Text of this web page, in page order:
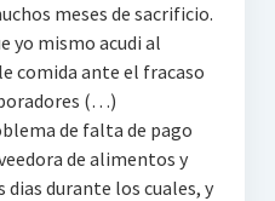
meses de sacrificio.
yo mismo acudi al
comida ante el fracaso
(…)
de falta de pago
de alimentos y
dias durante los cuales, y